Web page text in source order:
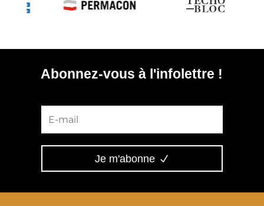
Abonnez-vous à l'infolettre !
Je m'abonne